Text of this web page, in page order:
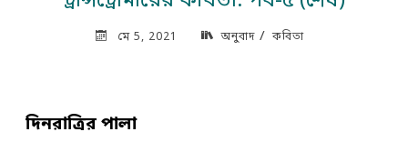
মে 5, 2021 অনুবাদ / কবিতা
দিনরাত্রির পালা